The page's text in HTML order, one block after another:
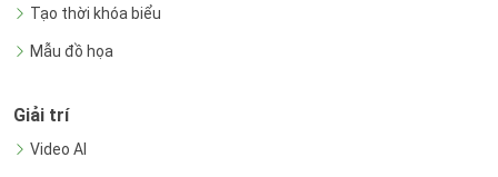
Tạo thời khóa biểu
Mẫu đồ họa
Giải trí
Video AI